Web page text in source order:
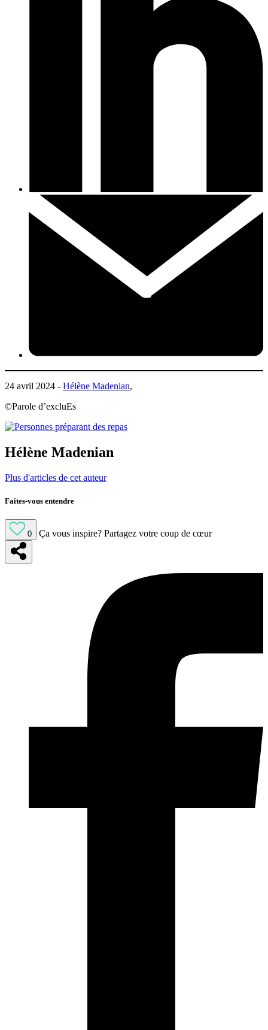
24 avril 2024 - Hélène Madenian,
©Parole d’excluEs
Hélène Madenian
Plus d'articles de cet auteur
Faites-vous entendre
0 Ça vous inspire? Partagez votre coup de cœur